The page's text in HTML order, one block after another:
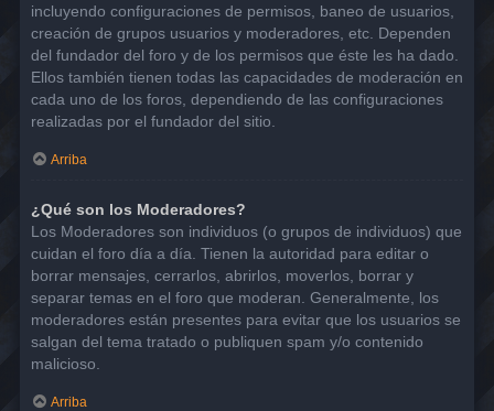
incluyendo configuraciones de permisos, baneo de usuarios,
creación de grupos usuarios y moderadores, etc. Dependen
del fundador del foro y de los permisos que éste les ha dado.
Ellos también tienen todas las capacidades de moderación en
cada uno de los foros, dependiendo de las configuraciones
realizadas por el fundador del sitio.
Arriba
¿Qué son los Moderadores?
Los Moderadores son individuos (o grupos de individuos) que
cuidan el foro día a día. Tienen la autoridad para editar o
borrar mensajes, cerrarlos, abrirlos, moverlos, borrar y
separar temas en el foro que moderan. Generalmente, los
moderadores están presentes para evitar que los usuarios se
salgan del tema tratado o publiquen spam y/o contenido
malicioso.
Arriba